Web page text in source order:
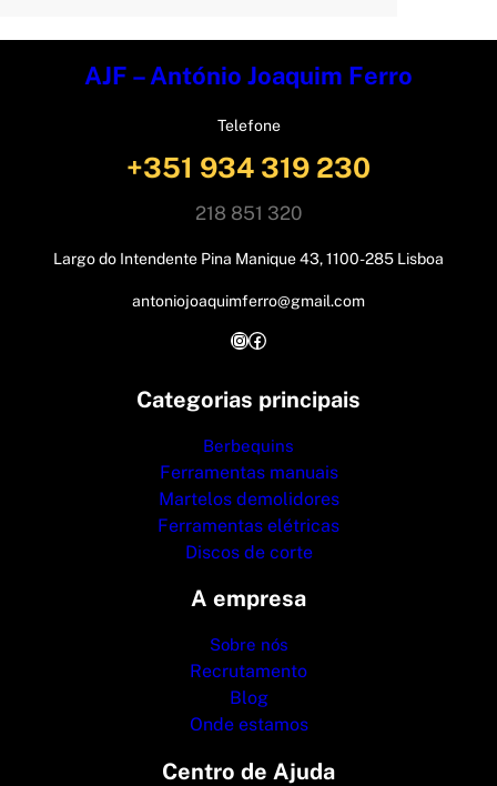
AJF – António Joaquim Ferro
Telefone
+351 934 319 230
218 851 320
Largo do Intendente Pina Manique 43, 1100-285 Lisboa
antoniojoaquimferro@gmail.com
InstagramFacebook
Categorias principais
Berbequins
Ferramentas manuais
Martelos demolidores
Ferramentas elétricas
Discos de corte
A empresa
Sobre nós
Recrutamento
Blog
Onde estamos
Centro de Ajuda